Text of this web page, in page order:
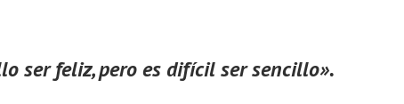
ser feliz, pero es difícil ser sencillo».